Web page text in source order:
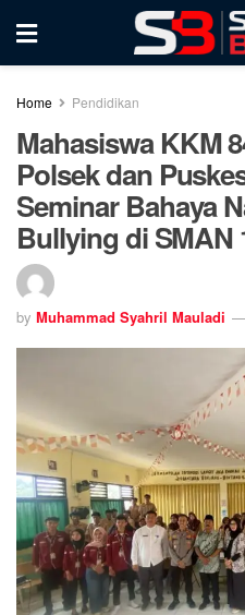
Home Pendidikan
Mahasiswa KKM
Polsek dan
Seminar Bahaya
Bullying di SMAN
by Muhammad Syahril Mauladi